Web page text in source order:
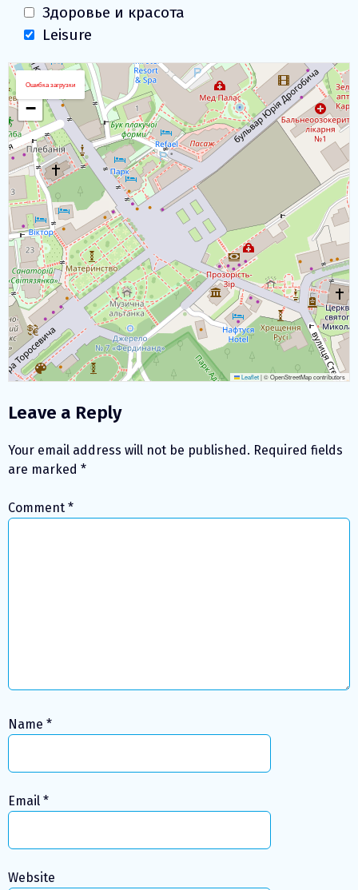
Здоровье и красота
Leisure
Загрузка Карты
+
−
Leaflet|© OpenStreetMap contributors
Ошибка загрузки
Leave a Reply
Your email address will not be published. Required fields
are marked *
Comment *
Name *
Email *
Website